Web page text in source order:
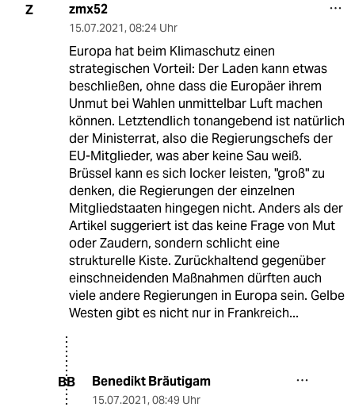
Z zmx52
15.07.2021, 08:24 Uhr
Europa hat beim Klimaschutz einen
strategischen Vorteil: Der Laden kann etwas
beschließen, ohne dass die Europäer ihrem
Unmut bei Wahlen unmittelbar Luft machen
können. Letztendlich tonangebend ist natürlich
der Ministerrat, also die Regierungschefs der
EU-Mitglieder, was aber keine Sau weiß.
Brüssel kann es sich locker leisten, "groß" zu
denken, die Regierungen der einzelnen
Mitgliedstaaten hingegen nicht. Anders als der
Artikel suggeriert ist das keine Frage von Mut
oder Zaudern, sondern schlicht eine
strukturelle Kiste. Zurückhaltend gegenüber
einschneidenden Maßnahmen dürften auch
viele andere Regierungen in Europa sein. Gelbe
Westen gibt es nicht nur in Frankreich...
BB Benedikt Bräutigam
15.07.2021, 08:49 Uhr